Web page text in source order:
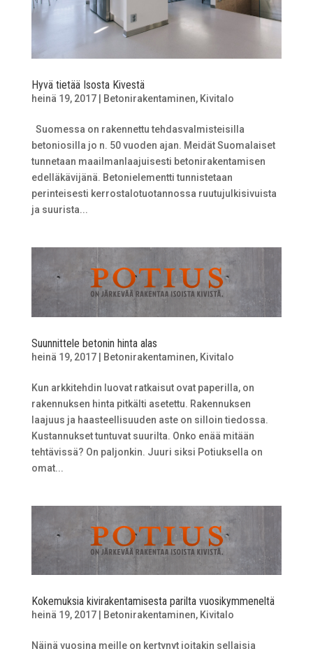
Hyvä tietää Isosta Kivestä
heinä 19, 2017| Betonirakentaminen, Kivitalo
Suomessa on rakennettu tehdasvalmisteisilla
betoniosilla jo n. 50 vuoden ajan. Meidät Suomalaiset
tunnetaan maailmanlaajuisesti betonirakentamisen
edelläkävijänä. Betonielementti tunnistetaan
perinteisesti kerrostalotuotannossa ruutujulkisivuista
ja suurista...
Suunnittele betonin hinta alas
heinä 19, 2017| Betonirakentaminen, Kivitalo
Kun arkkitehdin luovat ratkaisut ovat paperilla, on
rakennuksen hinta pitkälti asetettu. Rakennuksen
laajuus ja haasteellisuuden aste on silloin tiedossa.
Kustannukset tuntuvat suurilta. Onko enää mitään
tehtävissä? On paljonkin. Juuri siksi Potiuksella on
omat...
Kokemuksia kivirakentamisesta parilta vuosikymmeneltä
heinä 19, 2017| Betonirakentaminen, Kivitalo
Näinä vuosina meille on kertynyt joitakin sellaisia